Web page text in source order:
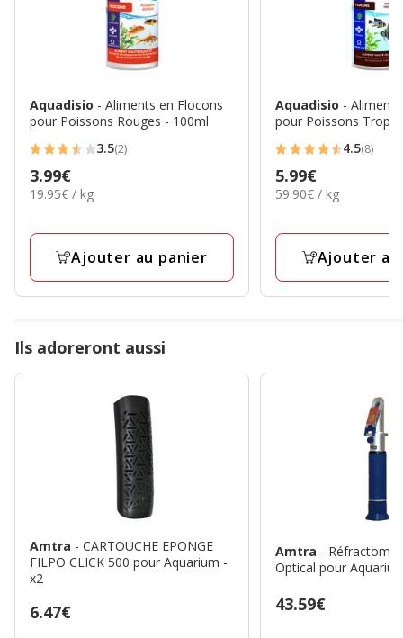
Aquadisio - Aliments en Flocons
pour Poissons Rouges - 100ml
3.5
étoiles
avec
avis
3.5(2)
Prix
3.99€
3.99€
19.95€
19.95€ / kg
Ajouter au panier
Aquadisio -
pour Poissons
4.5
étoiles
avec
avis
4.5(8)
Prix
5.99€
5.99€
59.90€
59.90€ / kg
Ajouter
Ils adoreront aussi
Amtra - CARTOUCHE EPONGE
FILPO CLICK 500 pour Aquarium -
x2
Prix
6.47€
Amtra -
Optical pour
Prix
43.59€